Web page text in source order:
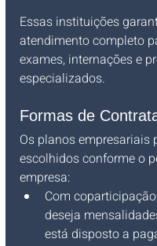
Essas instituições
atendimento completo
exames, internações e
especializados.
Formas de
Os planos empresariais
escolhidos conforme o
empresa:
Com
deseja
está disposto a